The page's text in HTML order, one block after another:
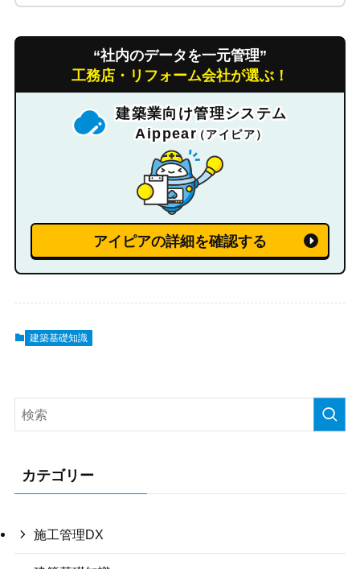
“社内のデータを一元管理”
工務店・リフォーム会社が選ぶ！
建築業向け管理システム
Aippear（アイピア）
アイピアの詳細を確認する
建築基礎知識
カテゴリー
施工管理DX